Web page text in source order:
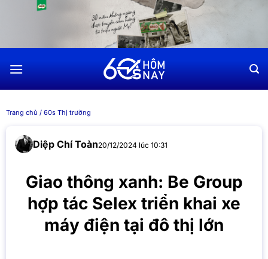
dung
Trang chủ / 60s Thị trường
Diệp Chí Toàn20/12/2024 lúc 10:31
Giao thông xanh: Be Group
hợp tác Selex triển khai xe
máy điện tại đô thị lớn